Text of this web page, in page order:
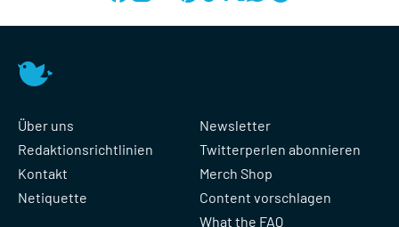
Über uns
Redaktionsrichtlinien
Kontakt
Netiquette
Newsletter
Twitterperlen abonnieren
Merch Shop
Content vorschlagen
What the FAQ